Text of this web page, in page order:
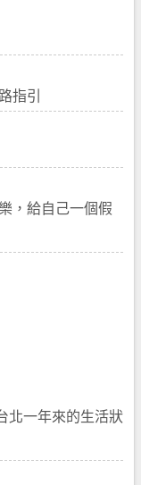
指引
，給自己一個假
北一年來的生活狀